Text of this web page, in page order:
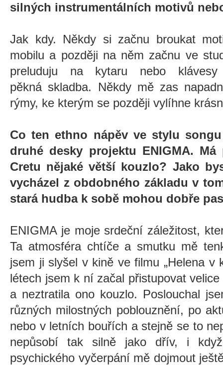
silných instrumentálních motivů
Jak kdy. Někdy si začnu broukat
mobilu a později na něm začnu ve
preluduju na kytaru nebo
pěkná skladba. Někdy mě zas
rýmy, ke kterým se později vylíhne
Co ten ethno nápěv ve stylu
druhé desky projektu ENIGMA.
Cretu nějaké větší kouzlo? Jako
vycházel z obdobného základu v
stará hudba k sobě mohou dobře
ENIGMA je moje srdeční záležitost,
Ta atmosféra chtíče a smutku mě
jsem ji slyšel v kině ve filmu „Helena v
létech jsem k ní začal přistupovat
a neztratila ono kouzlo. Poslouchal
různých milostných poblouznění, po
nebo v letních bouřích a stejně se to
nepůsobí tak silně jako dřív, i
psychického vyčerpání mě dojmout